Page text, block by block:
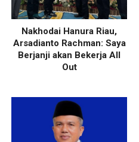
Nakhodai Hanura Riau,
Arsadianto Rachman: Saya
Berjanji akan Bekerja All
Out